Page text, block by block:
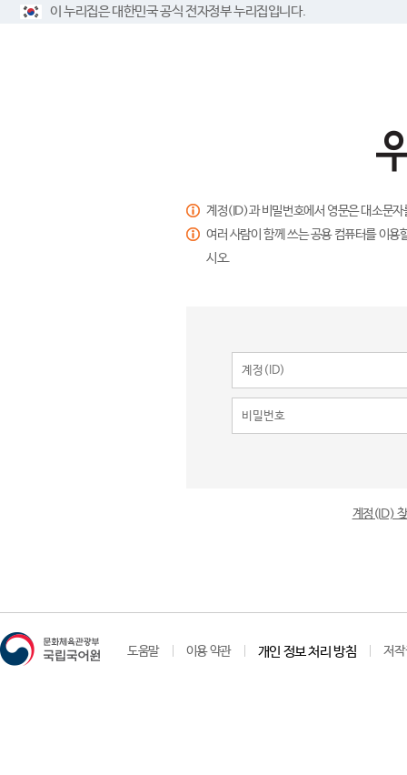
이 누리집은 대한민국 공식 전자정부 누리집입니다.
계정(ID)과 비밀번호에서 영문은 대소문
여러 사람이 함께 쓰는 공용 컴퓨터를 이
시오.
계정(ID)
도움말 이용 약관 개인 정보 처리 방침 저